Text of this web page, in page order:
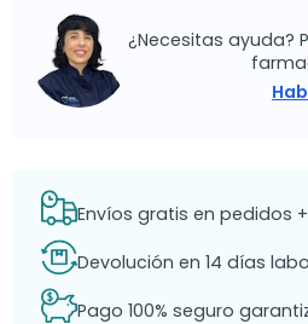
¿Necesitas ayuda?
Envíos gratis en pedidos
Devolución en 14 días
Pago 100% seguro